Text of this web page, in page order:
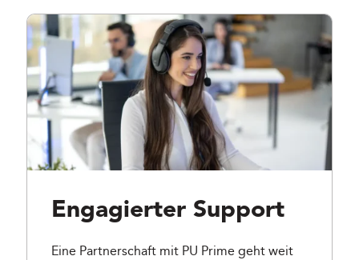
Engagierter Support
Eine Partnerschaft mit PU Prime geht weit